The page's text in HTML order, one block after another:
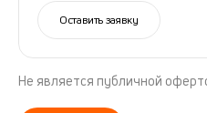
Оставить заявку
Не является публичной